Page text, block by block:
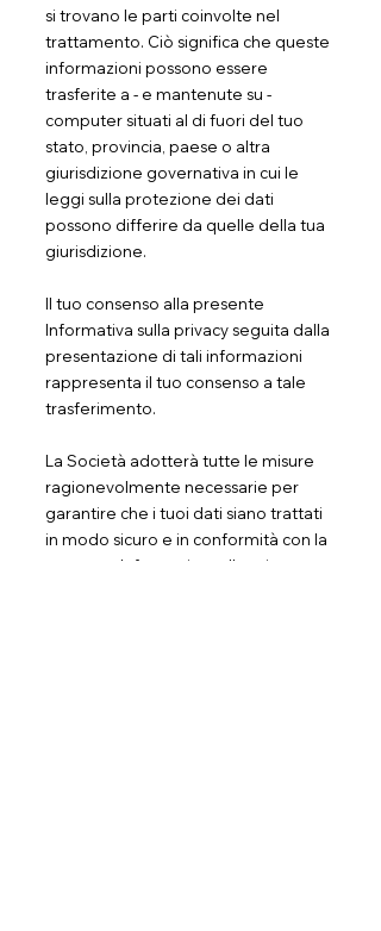
si trovano le parti coinvolte nel
trattamento. Ciò significa che queste
informazioni possono essere
trasferite a - e mantenute su -
computer situati al di fuori del tuo
stato, provincia, paese o altra
giurisdizione governativa in cui le
leggi sulla protezione dei dati
possono differire da quelle della tua
giurisdizione.
Il tuo consenso alla presente
Informativa sulla privacy seguita dalla
presentazione di tali informazioni
rappresenta il tuo consenso a tale
trasferimento.
La Società adotterà tutte le misure
ragionevolmente necessarie per
garantire che i tuoi dati siano trattati
in modo sicuro e in conformità con la
presente Informativa sulla privacy e